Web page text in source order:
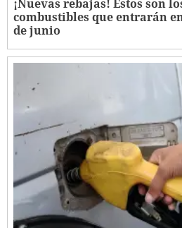
¡Nuevas rebajas! Estos son
combustibles que entrarán
de junio